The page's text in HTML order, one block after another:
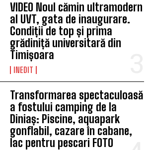
VIDEO Noul cămin ultramodern
al UVT, gata de inaugurare.
Condiții de top și prima
grădiniță universitară din
Timișoara
INEDIT
Transformarea spectaculoasă
a fostului camping de la
Diniaș: Piscine, aquapark
gonflabil, cazare în cabane,
lac pentru pescari FOTO